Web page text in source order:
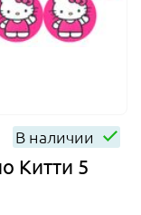
В наличии
Китти 5